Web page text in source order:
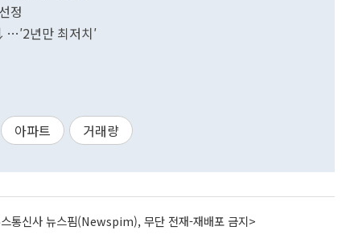
정
년만 최저치′
아파트 거래량
통신사 뉴스핌(Newspim), 무단 전재-재배포 금지>